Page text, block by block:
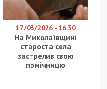
17/03/2026 - 16:30
На Миколаївщині
староста села
застрелив свою
помічницю